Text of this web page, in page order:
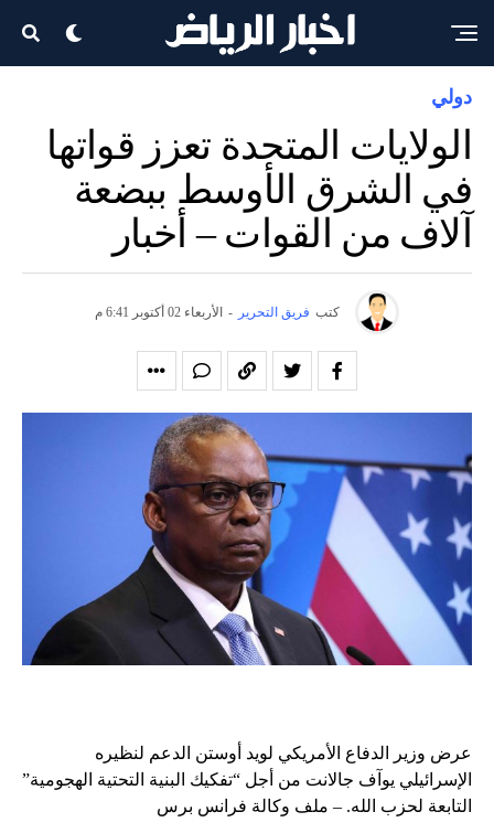
دولي
الولايات المتحدة تعزز قواتها
في الشرق الأوسط ببضعة
آلاف من القوات – أخبار
كتب فريق التحرير - الأربعاء 02 أكتوبر 6:41 م
عرض وزير الدفاع الأمريكي لويد أوستن الدعم لنظيره
الإسرائيلي يوآف جالانت من أجل “تفكيك البنية التحتية الهجومية”
التابعة لحزب الله. – ملف وكالة فرانس برس